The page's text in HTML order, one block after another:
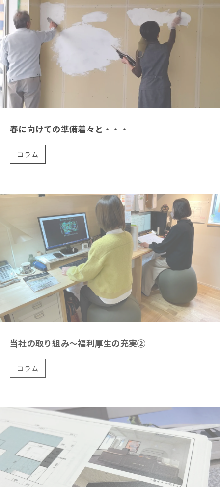
春に向けての準備着々と・・・
コラム
当社の取り組み～福利厚生の充実②
コラム